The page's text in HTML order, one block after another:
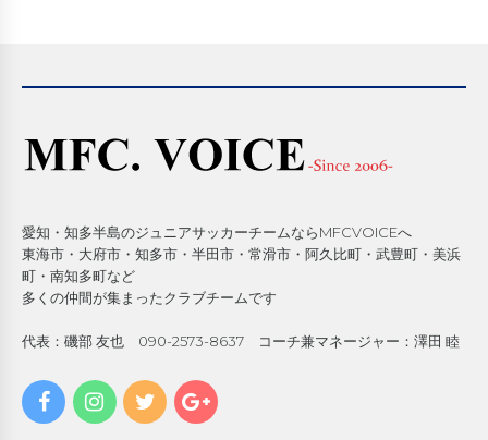
愛知・知多半島のジュニアサッカーチームならMFCVOICEへ
東海市・大府市・知多市・半田市・常滑市・阿久比町・武豊町・美浜
町・南知多町など
多くの仲間が集まったクラブチームです
代表：磯部 友也 090-2573-8637 コーチ兼マネージャー：澤田 睦